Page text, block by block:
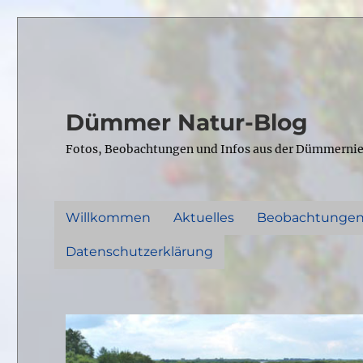
Dümmer Natur-Blog
Fotos, Beobachtungen und Infos aus der
Willkommen Aktuelles Beobachtungen
Datenschutzerklärung